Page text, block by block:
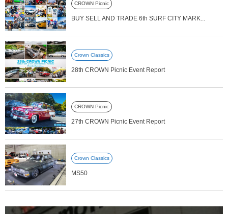
CROWN Picnic
BUY SELL AND TRADE 6th SURF CITY MARK...
Crown Classics
28th CROWN Picnic Event Report
CROWN Picnic
27th CROWN Picnic Event Report
Crown Classics
MS50